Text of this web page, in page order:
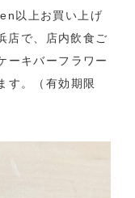
以上お買い上げ
店で、店内飲食ご
ーキバーフラワー
す。（有効期限